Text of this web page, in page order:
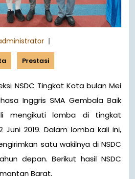
|
Prestasi
Inggris SMA Gembala Baik
mengikuti lomba di tingkat
Juni 2019. Dalam lomba kali ini,
satu wakilnya di NSDC
depan. Berikut hasil NSDC
Barat.